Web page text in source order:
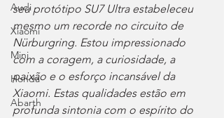
Audi
Xiaomi
Mini
Honda
Abarth
seu protótipo SU7 Ultra estabeleceu
mesmo um recorde no circuito de
Nürburgring. Estou impressionado
com a coragem, a curiosidade, a
paixão e o esforço incansável da
Xiaomi. Estas qualidades estão em
profunda sintonia com o espírito do